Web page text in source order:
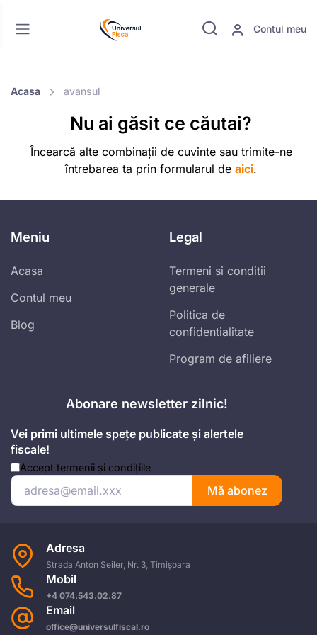
Contul meu
Acasa avansul
Nu ai găsit ce căutai?
Încearcă alte combinații de cuvinte sau trimite-ne
întrebarea ta prin formularul de aici.
Meniu
Acasa
Contul meu
Blog
Legal
Termeni si conditii
generale
Politica de
confidentialitate
Program de afiliere
Abonare newsletter zilnic!
Vei primi ultimele spețe publicate și alertele
fiscale!
Accept termenii și condițiile
Mă abonez
Adresa
Strada Anton Seiler, Nr. 3, Timișoara
Mobil
+4 074.543.02.87
Email
office@universulfiscal.ro